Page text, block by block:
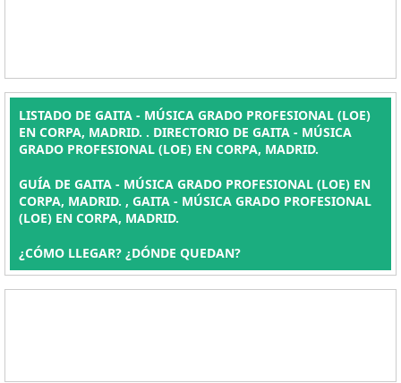
LISTADO DE GAITA - MÚSICA GRADO PROFESIONAL (LOE)
EN CORPA, MADRID. . DIRECTORIO DE GAITA - MÚSICA
GRADO PROFESIONAL (LOE) EN CORPA, MADRID.
GUÍA DE GAITA - MÚSICA GRADO PROFESIONAL (LOE) EN
CORPA, MADRID. , GAITA - MÚSICA GRADO PROFESIONAL
(LOE) EN CORPA, MADRID.
¿CÓMO LLEGAR? ¿DÓNDE QUEDAN?